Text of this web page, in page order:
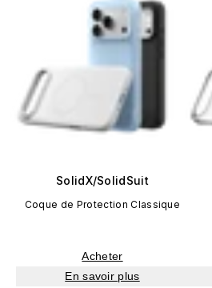
SolidX/SolidSuit
Coque de Protection Classique
Acheter
En savoir plus